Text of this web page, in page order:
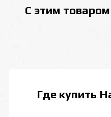
С этим
Где купить